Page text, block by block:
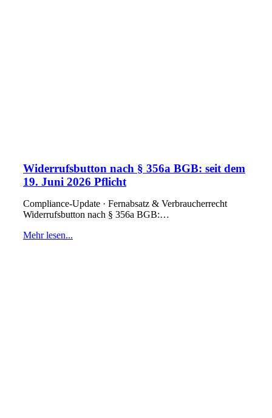
Widerrufsbutton nach § 356a BGB: seit dem
19. Juni 2026 Pflicht
Compliance-Update · Fernabsatz & Verbraucherrecht
Widerrufsbutton nach § 356a BGB:…
Mehr lesen...